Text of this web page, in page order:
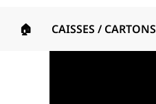
🏠 CAISSES / CARTONS